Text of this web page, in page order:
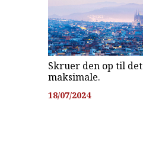
Skruer den op til det
maksimale.
18/07/2024